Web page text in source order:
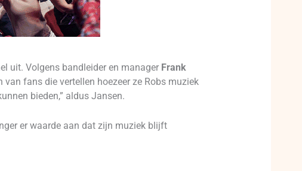
uit. Volgens bandleider en manager Frank
fans die vertellen hoezeer ze Robs muziek
bieden,” aldus Jansen.
er waarde aan dat zijn muziek blijft